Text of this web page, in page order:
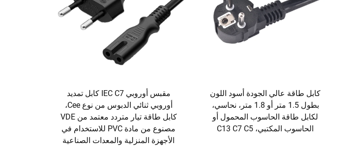
كابل طاقة عالي الجودة أسود اللون
بطول 1.5 متر أو 1.8 متر، نحاسي،
لكابل طاقة الحاسوب المحمول أو
الحاسوب المكتبي، C13 C7 C5
مقبس أوروبي IEC C7 كابل تمديد
أوروبي ثنائي الدبوس من نوع Cee،
كابل طاقة تيار متردد معتمد من VDE
مصنوع من مادة PVC للاستخدام في
الأجهزة المنزلية والمعدات الصناعية